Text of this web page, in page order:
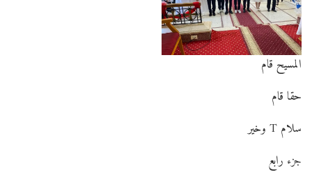
المسيح قام
حقا قام
سلام T وخير
جزء رابع